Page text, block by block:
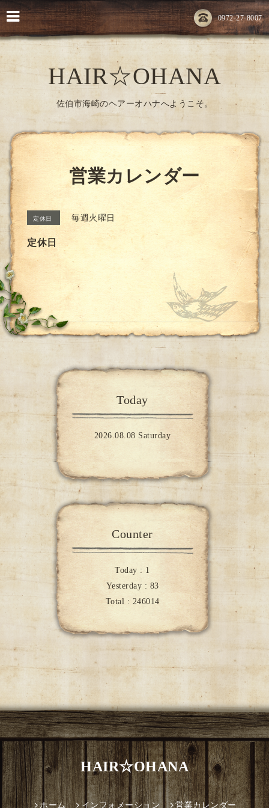
0972-27-8007
HAIR☆OHANA
佐伯市海崎のヘアーオハナへようこそ。
営業カレンダー
定休日 毎週火曜日
定休日
Today
2026.08.08 Saturday
Counter
Today : 1
Yesterday : 83
Total : 246014
HAIR☆OHANA
ホーム インフォメーション 営業カレンダー